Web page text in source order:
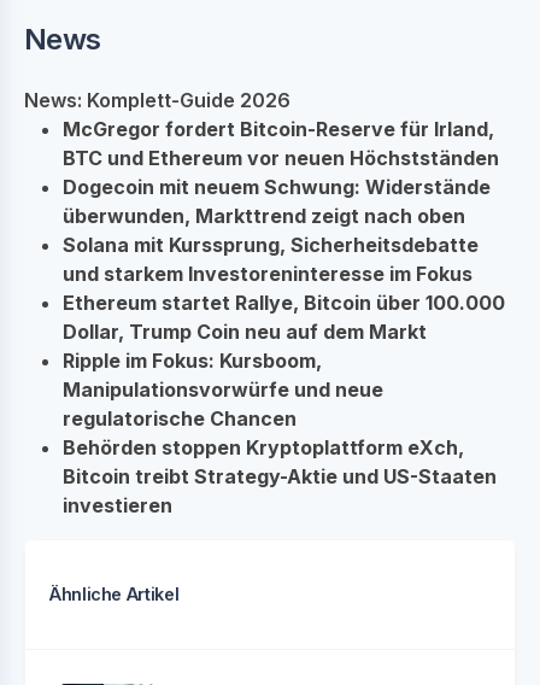
News
News: Komplett-Guide 2026
McGregor fordert Bitcoin-Reserve für Irland,
BTC und Ethereum vor neuen Höchstständen
Dogecoin mit neuem Schwung: Widerstände
überwunden, Markttrend zeigt nach oben
Solana mit Kurssprung, Sicherheitsdebatte
und starkem Investoreninteresse im Fokus
Ethereum startet Rallye, Bitcoin über 100.000
Dollar, Trump Coin neu auf dem Markt
Ripple im Fokus: Kursboom,
Manipulationsvorwürfe und neue
regulatorische Chancen
Behörden stoppen Kryptoplattform eXch,
Bitcoin treibt Strategy-Aktie und US-Staaten
investieren
Ähnliche Artikel